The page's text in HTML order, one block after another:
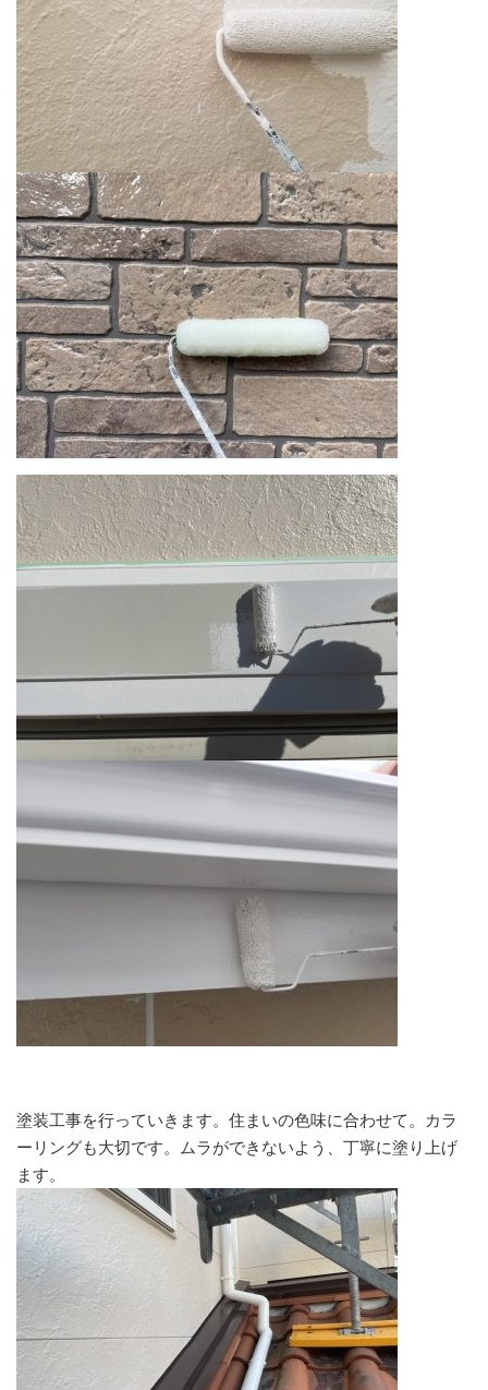
塗装工事を行っていきます。住まいの色味に合わせて。カラ
ーリングも大切です。ムラができないよう、丁寧に塗り上げ
ます。